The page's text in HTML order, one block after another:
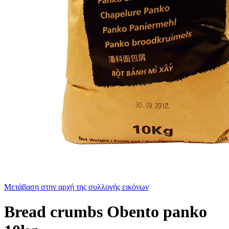
Μετάβαση στην αρχή της συλλογής εικόνων
Bread crumbs Οbento panko